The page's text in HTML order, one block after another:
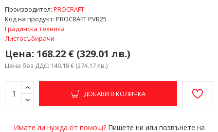
Цена: 168.22 € (329.01 лв.)
Цена без ДДС: 140.18 € (274.17 лв.)
Производител: PROCRAFT
Код на продукт: PROCRAFT PVB25
Градинска техника
Листосъбирачи
ДОБАВИ В КОЛИЧКА
Имате ли нужда от помощ?Пишете ни или позвънете на